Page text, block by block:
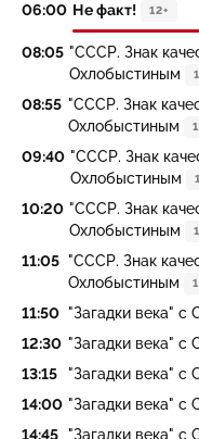
06:00 Не факт! 12+
08:05 "СССР. Знак
Охлобыстиным
08:55 "СССР. Знак
Охлобыстиным
09:40 "СССР. Знак
Охлобыстиным
10:20 "СССР. Знак
Охлобыстиным
11:05 "СССР. Знак
Охлобыстиным
11:50 "Загадки века"
12:30 "Загадки века"
13:15 "Загадки века"
14:00 "Загадки века"
14:45 "Загадки века"